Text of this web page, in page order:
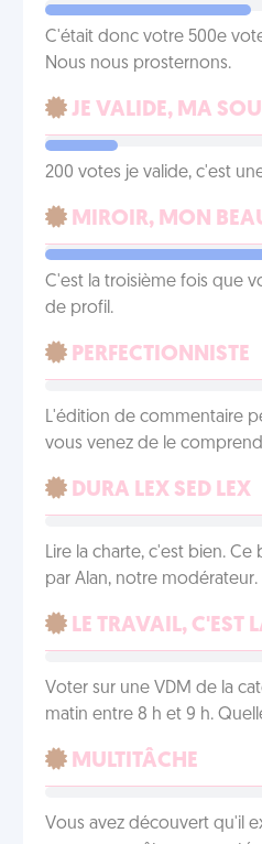
C'était donc votre 500e
Nous nous prosternons.
JE VALIDE, MA
200 votes je valide, c'est
MIROIR, MON
C'est la troisième fois que
de profil.
PERFECTIONNISTE
L'édition de commentaire
vous venez de le
DURA LEX SED LEX
Lire la charte, c'est bien.
par Alan, notre modérateur.
LE TRAVAIL, C'EST
Voter sur une VDM de la
matin entre 8 h et 9 h.
MULTITÂCHE
Vous avez découvert qu'il